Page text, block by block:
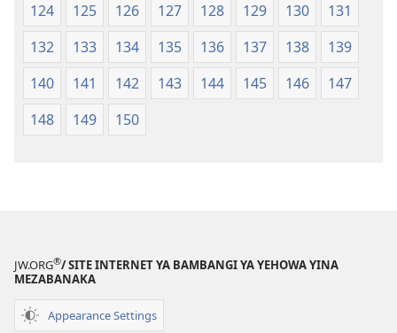
124
125 126 127 128 129 130
131
132
133 134 135 136 137 138
139
140
141 142 143 144 145 146
147
148
149 150
JW.ORG®/ SITE INTERNET YA BAMBANGI YA YEHOWA YINA
MEZABANAKA
Appearance Settings